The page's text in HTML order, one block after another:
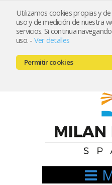
Utilizamos cookies propias y
uso y de medición de nuestra
servicios. Si continua
uso. - Ver detalles
Permitir cookies
Registrarse